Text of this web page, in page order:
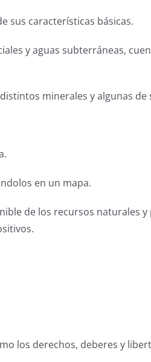
sus características básicas.
y aguas subterráneas,
minerales y algunas de
en un mapa.
de los recursos naturales
los derechos, deberes y